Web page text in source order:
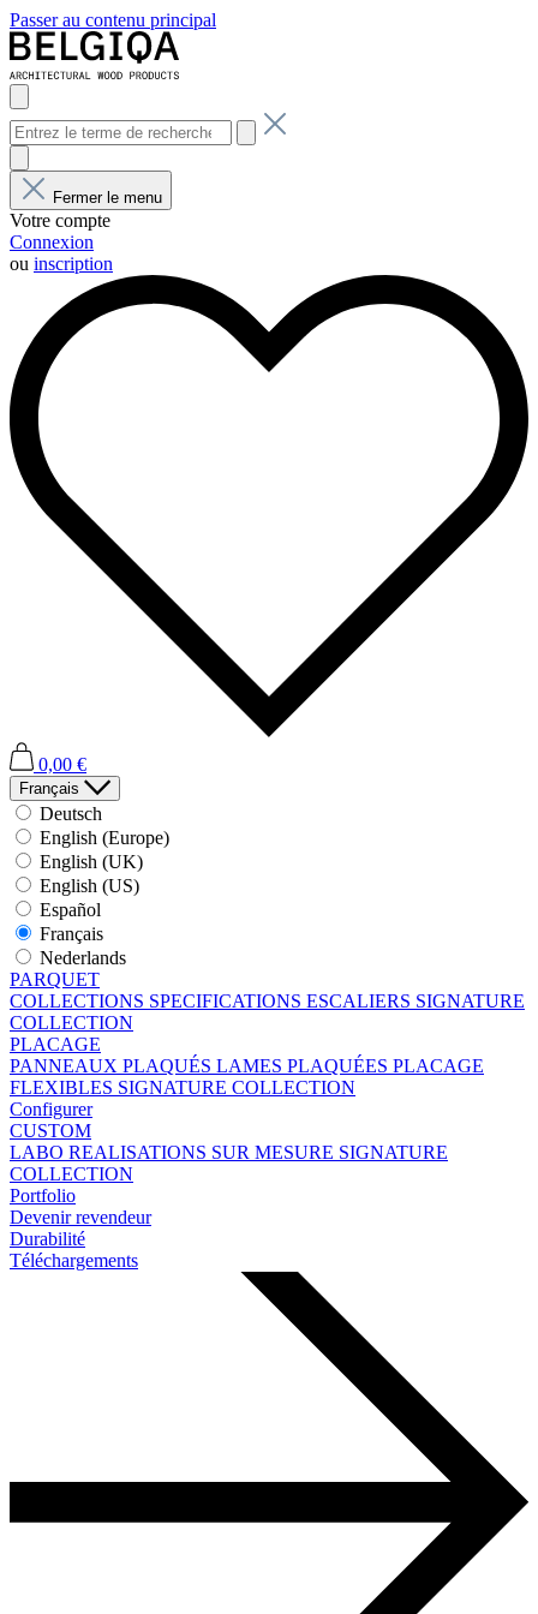
Passer au contenu principal
Fermer le menu
Votre compte
Connexion
ou inscription
0,00 €
Français
Deutsch
English (Europe)
English (UK)
English (US)
Español
Français
Nederlands
PARQUET
COLLECTIONS SPECIFICATIONS ESCALIERS SIGNATURE
COLLECTION
PLACAGE
PANNEAUX PLAQUÉS LAMES PLAQUÉES PLACAGE
FLEXIBLES SIGNATURE COLLECTION
Configurer
CUSTOM
LABO REALISATIONS SUR MESURE SIGNATURE
COLLECTION
Portfolio
Devenir revendeur
Durabilité
Téléchargements